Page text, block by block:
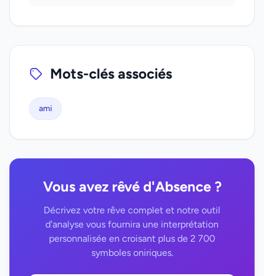
Mots-clés associés
ami
Vous avez rêvé d'Absence ?
Décrivez votre rêve complet et notre outil
d'analyse vous fournira une interprétation
personnalisée en croisant plus de 2 700
symboles oniriques.